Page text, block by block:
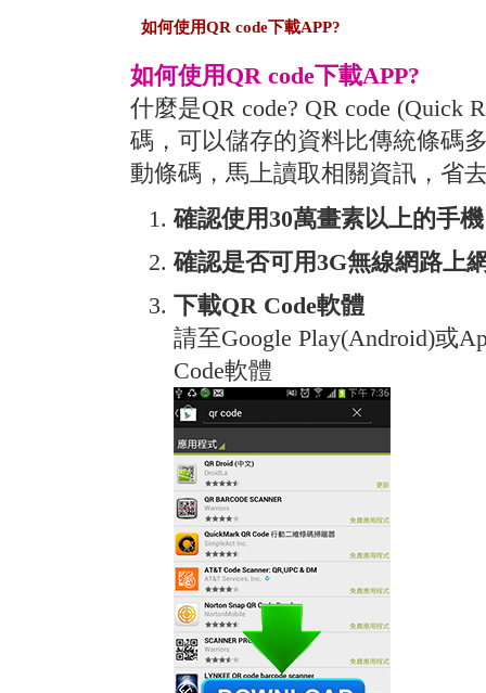
如何使用QR code下載APP?
如何使用QR code下載APP?
什麼是QR code? QR code (Quick
碼，可以儲存的資料比傳統條碼
動條碼，馬上讀取相關資訊，省
確認使用30萬畫素以上的手機
確認是否可用3G無線網路上
下載QR Code軟體
請至Google Play(Android)或
Code軟體